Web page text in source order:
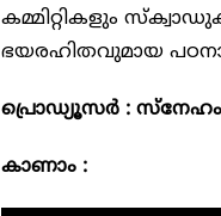
കമ്മിറ്റികളും
ഭയരഹിതവുമായ
പ്രൊഡ്യൂസർ :
കാണാം :